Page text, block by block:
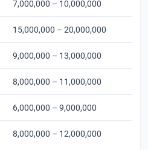
7,000,000 – 10,000,000
15,000,000 – 20,000,000
9,000,000 – 13,000,000
8,000,000 – 11,000,000
6,000,000 – 9,000,000
8,000,000 – 12,000,000